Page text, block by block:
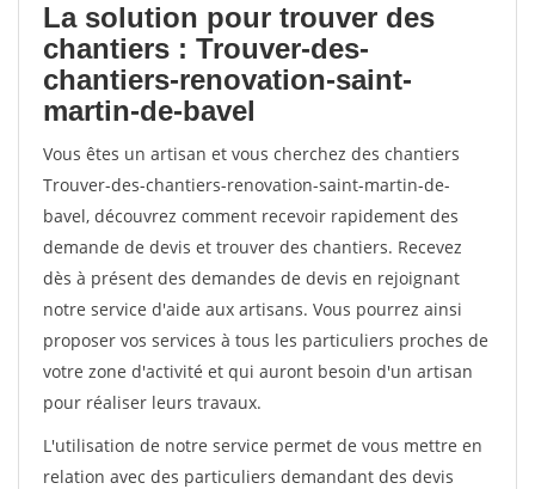
La solution pour trouver des
chantiers : Trouver-des-
chantiers-renovation-saint-
martin-de-bavel
Vous êtes un artisan et vous cherchez des chantiers
Trouver-des-chantiers-renovation-saint-martin-de-
bavel, découvrez comment recevoir rapidement des
demande de devis et trouver des chantiers. Recevez
dès à présent des demandes de devis en rejoignant
notre service d'aide aux artisans. Vous pourrez ainsi
proposer vos services à tous les particuliers proches de
votre zone d'activité et qui auront besoin d'un artisan
pour réaliser leurs travaux.
L'utilisation de notre service permet de vous mettre en
relation avec des particuliers demandant des devis